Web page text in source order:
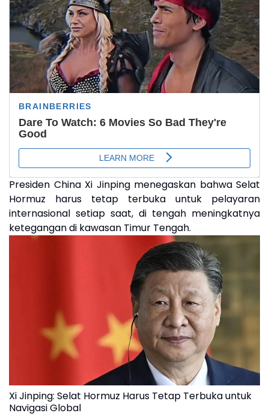
Presiden China Xi Jinping menegaskan bahwa Selat
Hormuz harus tetap terbuka untuk pelayaran
internasional setiap saat, di tengah meningkatnya
ketegangan di kawasan Timur Tengah.
Xi Jinping: Selat Hormuz Harus Tetap Terbuka untuk
Navigasi Global